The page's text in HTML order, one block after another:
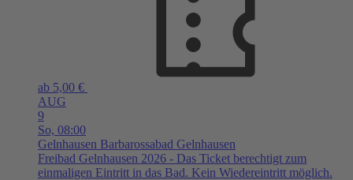
ab 5,00 €
AUG
9
So, 08:00
Gelnhausen Barbarossabad Gelnhausen
Freibad Gelnhausen 2026 - Das Ticket berechtigt zum
einmaligen Eintritt in das Bad. Kein Wiedereintritt möglich.